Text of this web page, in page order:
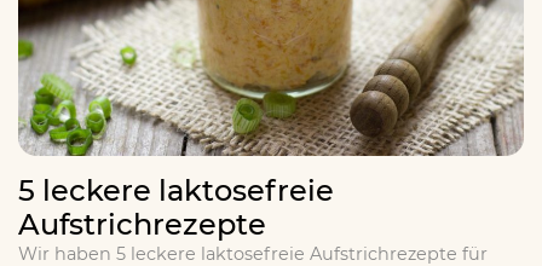
5 leckere laktosefreie
Aufstrichrezepte
Wir haben 5 leckere laktosefreie Aufstrichrezepte für